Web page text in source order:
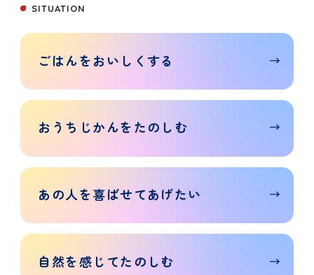
SITUATION
ごはんをおいしく する
おうち じかんをたのしむ
あの人を喜ばせてあげたい
自然を感じてたのしむ